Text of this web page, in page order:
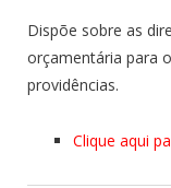
Dispõe sobre as
orçamentária para
providências.
Clique aqui